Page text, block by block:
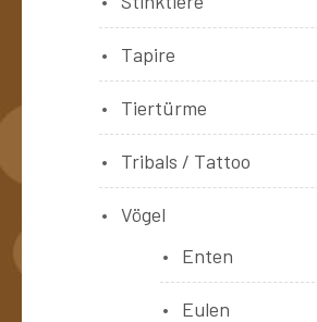
Tapire
Tiertürme
Tribals / Tattoo
Vögel
Enten
Eulen